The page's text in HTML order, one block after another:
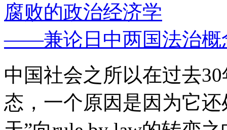
腐败的政治经济学
——兼论日中两国法治概
中国社会之所以在过去
态，一个原因是因为它